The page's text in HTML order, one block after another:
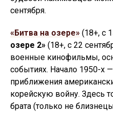
сентября.
«Битва на озере» (18+, с
озере 2» (18+, с 22
военные кинофильмы,
событиях. Начало 1950-х
приближения
корейскую войну. Здесь
брата (только не